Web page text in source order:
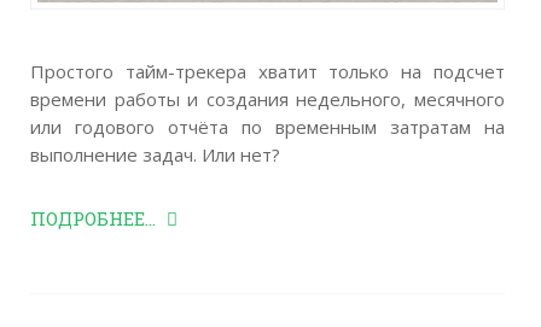
Простого тайм-трекера хватит только на подсчет
времени работы и создания недельного, месячного
или годового отчёта по временным затратам на
выполнение задач. Или нет?
ПОДРОБНЕЕ...